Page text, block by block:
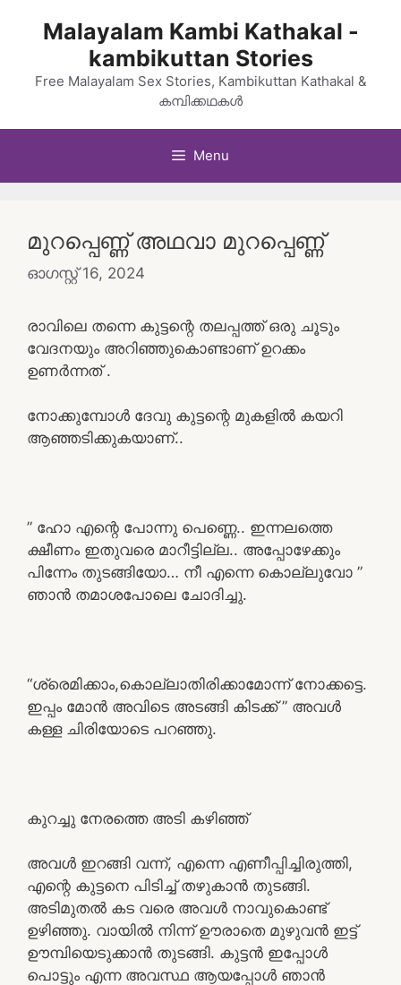
Malayalam Kambi Kathakal -
kambikuttan Stories
Free Malayalam Sex Stories, Kambikuttan Kathakal &
കമ്പിക്കഥകൾ
Menu
മുറപ്പെണ്ണ് അഥവാ മുറപ്പെണ്ണ്
ഓഗസ്റ്റ്‌ 16, 2024
രാവിലെ തന്നെ കുട്ടന്റെ തലപ്പത്ത് ഒരു ചൂടും
വേദനയും അറിഞ്ഞുകൊണ്ടാണ് ഉറക്കം
ഉണർന്നത് .
നോക്കുമ്പോൾ ദേവു കുട്ടന്റെ മുകളിൽ കയറി
ആഞ്ഞടിക്കുകയാണ്..
” ഹോ എന്റെ പോന്നു പെണ്ണെ.. ഇന്നലത്തെ
ക്ഷീണം ഇതുവരെ മാറീട്ടില്ല.. അപ്പോഴേക്കും
പിന്നേം തുടങ്ങിയോ… നീ എന്നെ കൊല്ലുവോ ”
ഞാൻ തമാശപോലെ ചോദിച്ചു.
“ശ്രെമിക്കാം,കൊല്ലാതിരിക്കാമോന്ന് നോക്കട്ടെ.
ഇപ്പം മോൻ അവിടെ അടങ്ങി കിടക്ക് ” അവൾ
കള്ള ചിരിയോടെ പറഞ്ഞു.
കുറച്ചു നേരത്തെ അടി കഴിഞ്ഞ്
അവൾ ഇറങ്ങി വന്ന്, എന്നെ എണീപ്പിച്ചിരുത്തി,
എന്റെ കുട്ടനെ പിടിച്ച് തഴുകാൻ തുടങ്ങി.
അടിമുതൽ കട വരെ അവൾ നാവുകൊണ്ട്
ഉഴിഞ്ഞു. വായിൽ നിന്ന് ഊരാതെ മുഴുവൻ ഇട്ട്
ഊമ്പിയെടുക്കാൻ തുടങ്ങി. കുട്ടൻ ഇപ്പോൾ
പൊട്ടും എന്ന അവസ്ഥ ആയപ്പോൾ ഞാൻ